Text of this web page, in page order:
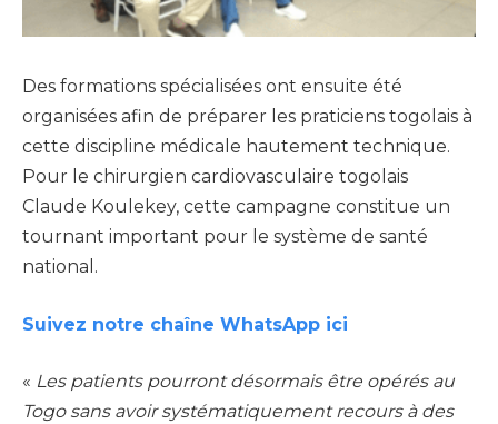
Des formations spécialisées ont ensuite été
organisées afin de préparer les praticiens togolais à
cette discipline médicale hautement technique.
Pour le chirurgien cardiovasculaire togolais
Claude Koulekey, cette campagne constitue un
tournant important pour le système de santé
national.
Suivez notre chaîne WhatsApp ici
« Les patients pourront désormais être opérés au
Togo sans avoir systématiquement recours à des